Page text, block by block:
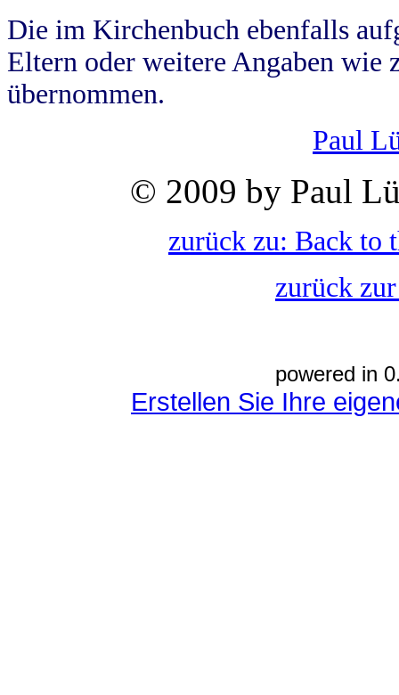
Die im Kirchenbuch ebenfalls
Eltern oder weitere Angaben wie
übernommen.
Paul
© 2009 by Paul
zurück zu: Back to
zurück
powered in
Erstellen Sie Ihre